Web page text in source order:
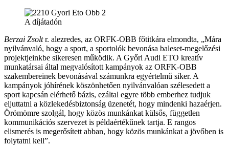
A díjátadón
Berzai Zsoltr. alezredes, az ORFK-OBB főtitkára elmondta, „Mára
nyilvánvaló, hogy a sport, a sportolók bevonása baleset-megelőzési
projektjeinkbe sikeresen működik. A Győri Audi ETO kreatív
munkatársai által megvalósított kampányok az ORFK-OBB
szakembereinek bevonásával számunkra egyértelmű siker. A
kampányok jóhírének köszönhetően nyilvánvalóan szélesedett a
sport kapcsán elérhető bázis, ezáltal egyre több emberhez tudjuk
eljuttatni a közlekedésbiztonság üzenetét, hogy mindenki hazaérjen.
Örömömre szolgál, hogy közös munkánkat külsős, független
kommunikációs szervezet is példaértékűnek tartja. E rangos
elismerés is megerősített abban, hogy közös munkánkat a jövőben is
folytatni kell”.